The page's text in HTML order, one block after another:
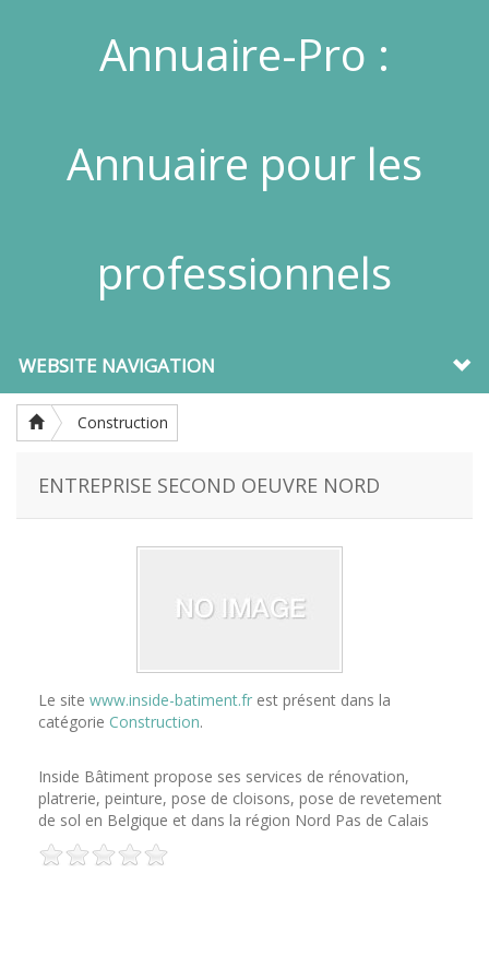
Annuaire-Pro :
Annuaire pour les
professionnels
WEBSITE NAVIGATION
Construction
ENTREPRISE SECOND OEUVRE NORD
Le site www.inside-batiment.fr est présent dans la
catégorie Construction.
Inside Bâtiment propose ses services de rénovation,
platrerie, peinture, pose de cloisons, pose de revetement
de sol en Belgique et dans la région Nord Pas de Calais